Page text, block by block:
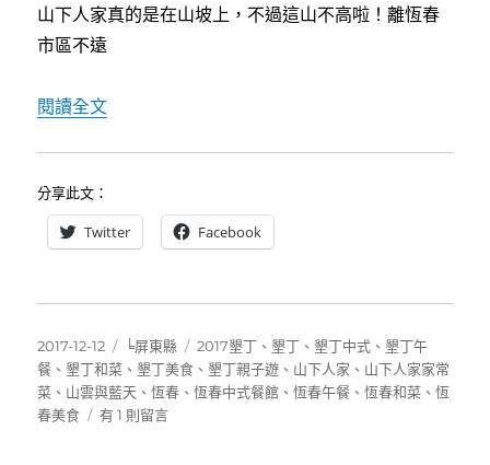
中
山下人家真的是在山坡上，不過這山不高啦！離恆春
市區不遠
閱讀全文〈[恆春]山下人家家常菜，量多平價滋味好，墾
分享此文：
Twitter Facebook
發
佈
日
期:
2017-12-12
分
類
╘屏東縣
標
籤
2017墾丁 、 墾丁 、 墾丁中式 、 墾丁午
餐 、 墾丁和菜 、 墾丁美食 、 墾丁親子遊 、 山下人家 、 山下人家家常
菜 、 山雲與藍天 、恆春 、恆春中式餐館 、恆春午餐 、恆春和菜 、恆
春美食
在
有 1 則留言